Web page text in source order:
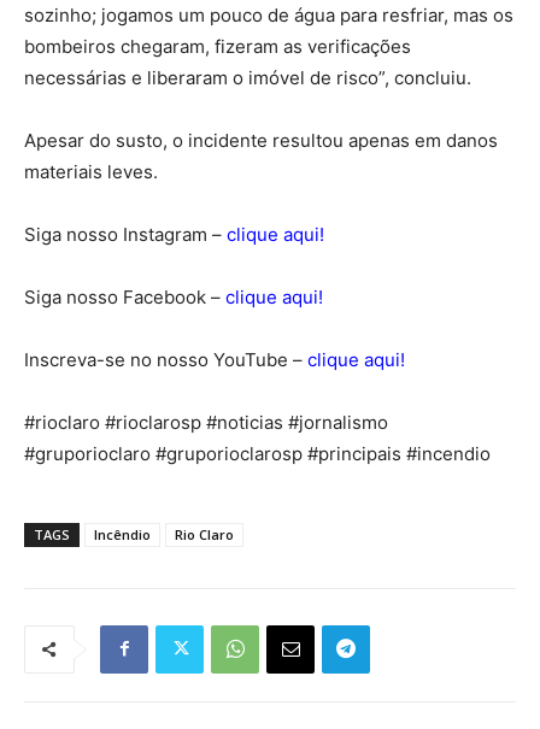
sozinho; jogamos um pouco de água para resfriar, mas os
bombeiros chegaram, fizeram as verificações
necessárias e liberaram o imóvel de risco”, concluiu.
Apesar do susto, o incidente resultou apenas em danos
materiais leves.
Siga nosso Instagram – clique aqui!
Siga nosso Facebook – clique aqui!
Inscreva-se no nosso YouTube – clique aqui!
#rioclaro #rioclarosp #noticias #jornalismo
#gruporioclaro #gruporioclarosp #principais #incendio
TAGS Incêndio Rio Claro